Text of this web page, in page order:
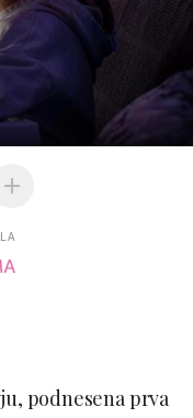
podnesena prva